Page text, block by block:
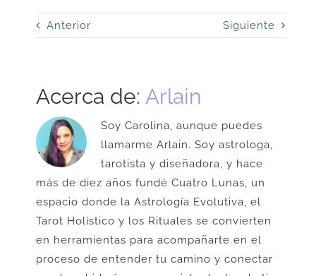
Anterior Siguiente
Acerca de:Arlain
Soy Carolina, aunque puedes
llamarme Arlain. Soy astrologa,
tarotista y diseñadora, y hace
más de diez años fundé Cuatro Lunas, un
espacio donde la Astrología Evolutiva, el
Tarot Holístico y los Rituales se convierten
en herramientas para acompañarte en el
proceso de entender tu camino y conectar